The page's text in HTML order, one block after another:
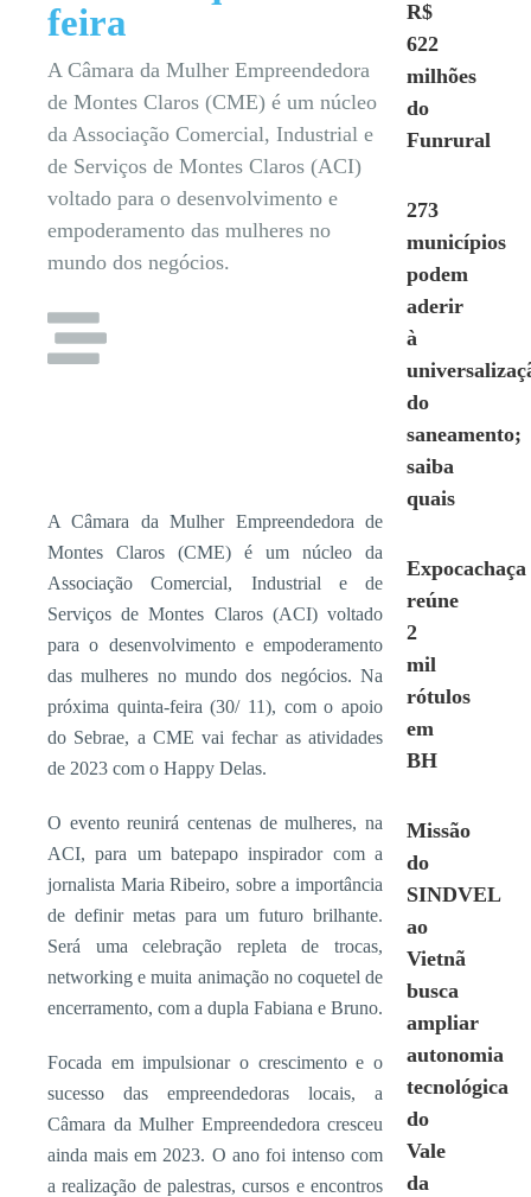
feira
A Câmara da Mulher Empreendedora
de Montes Claros (CME) é um núcleo
da Associação Comercial, Industrial e
de Serviços de Montes Claros (ACI)
voltado para o desenvolvimento e
empoderamento das mulheres no
mundo dos negócios.
A Câmara da Mulher Empreendedora de
Montes Claros (CME) é um núcleo da
Associação Comercial, Industrial e de
Serviços de Montes Claros (ACI) voltado
para o desenvolvimento e empoderamento
das mulheres no mundo dos negócios. Na
próxima quinta-feira (30/ 11), com o apoio
do Sebrae, a CME vai fechar as atividades
de 2023 com o Happy Delas.
O evento reunirá centenas de mulheres, na
ACI, para um batepapo inspirador com a
jornalista Maria Ribeiro, sobre a importância
de definir metas para um futuro brilhante.
Será uma celebração repleta de trocas,
networking e muita animação no coquetel de
encerramento, com a dupla Fabiana e Bruno.
Focada em impulsionar o crescimento e o
sucesso das empreendedoras locais, a
Câmara da Mulher Empreendedora cresceu
ainda mais em 2023. O ano foi intenso com
a realização de palestras, cursos e encontros
R$
622
milhões
do
Funrural
273
municípios
podem
aderir
à
do
saneamento;
saiba
quais
Expocachaça
reúne
2
mil
rótulos
em
BH
Missão
do
SINDVEL
ao
Vietnã
busca
ampliar
autonomia
tecnológica
do
Vale
da